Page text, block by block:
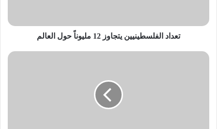
شاب يلتقط سيلفي وهو يضحك أثناء إخماد رجال الدفاع المدني في
تعداد الفلسطينيين يتجاوز 12 مليوناً حول العالم
اتحاد